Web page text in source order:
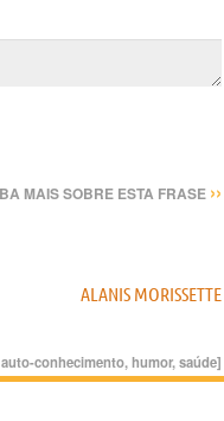
MAIS SOBRE ESTA FRASE ››
ALANIS MORISSETTE
auto-conhecimento,humor,saúde]